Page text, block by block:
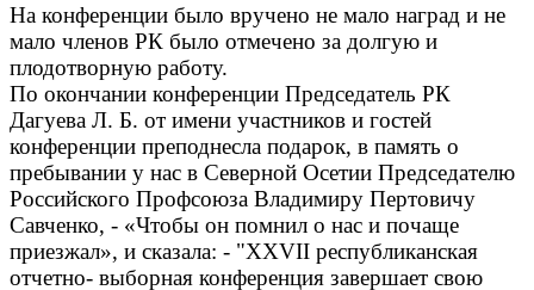
На конференции было вручено не мало наград и не
мало членов РК было отмечено за долгую и
плодотворную работу.
По окончании конференции Председатель РК
Дагуева Л. Б. от имени участников и гостей
конференции преподнесла подарок, в память о
пребывании у нас в Северной Осетии Председателю
Российского Профсоюза Владимиру Пертовичу
Савченко, - «Чтобы он помнил о нас и почаще
приезжал», и сказала: - "XXVII республиканская
отчетно- выборная конференция завершает свою